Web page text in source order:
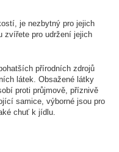
je nezbytný pro jejich
zvířete pro udržení jejich
přírodních zdrojů
látek. Obsažené látky
proti průjmově, příznivě
samice, výborné jsou pro
chuť k jídlu.